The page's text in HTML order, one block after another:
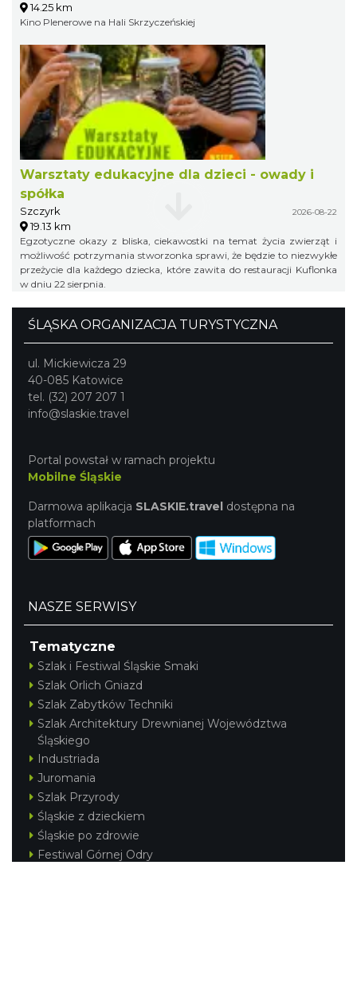
14.25 km
Kino Plenerowe na Hali Skrzyczeńskiej
Warsztaty edukacyjne dla dzieci - owady i
spółka
Szczyrk 2026-08-22
19.13 km
Egzotyczne okazy z bliska, ciekawostki na temat życia zwierząt i
możliwość potrzymania stworzonka sprawi, że będzie to niezwykłe
przeżycie dla każdego dziecka, które zawita do restauracji Kuflonka
w dniu 22 sierpnia.
ŚLĄSKA ORGANIZACJA TURYSTYCZNA
ul. Mickiewicza 29
40-085 Katowice
tel. (32) 207 207 1
info@slaskie.travel
Portal powstał w ramach projektu
Mobilne Śląskie
Darmowa aplikacja SLASKIE.travel dostępna na
platformach
NASZE SERWISY
Tematyczne
Szlak i Festiwal Śląskie Smaki
Szlak Orlich Gniazd
Szlak Zabytków Techniki
Szlak Architektury Drewnianej Województwa
Śląskiego
Industriada
Juromania
Szlak Przyrody
Śląskie z dzieckiem
Śląskie po zdrowie
Festiwal Górnej Odry